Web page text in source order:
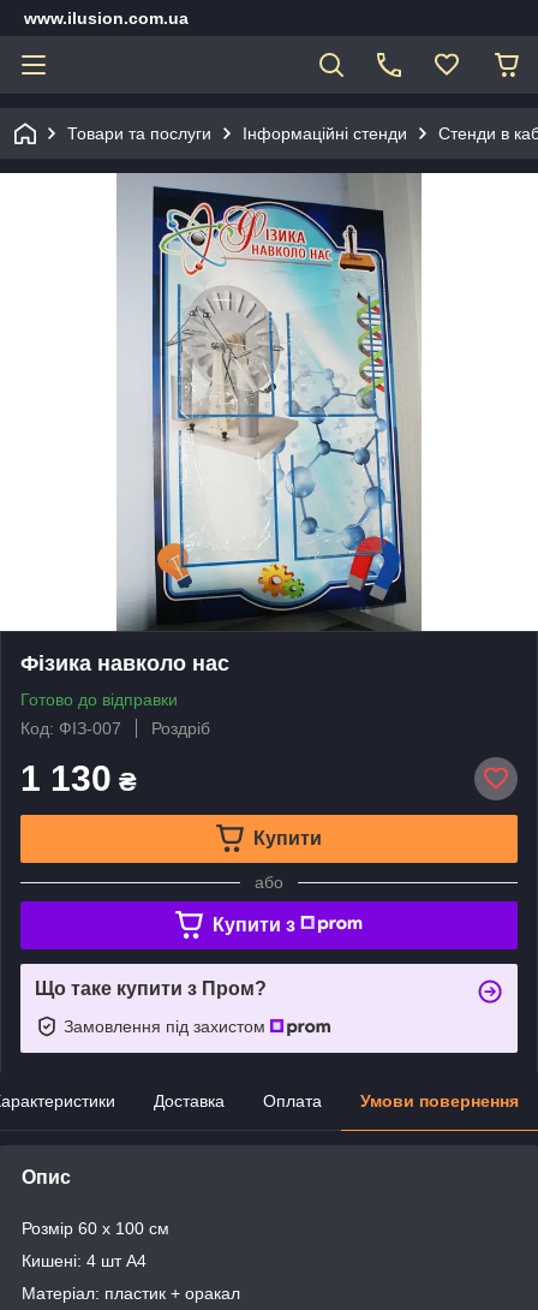
www.ilusion.com.ua
Товари та послуги Інформаційні стенди Стенди в
Фізика навколо нас
Готово до відправки
Код: ФІЗ-007
Роздріб
1 130 ₴
Купити
або
Купити з
Що таке купити з Пром?
Замовлення під захистом
Доставка Оплата Умови повернення
Опис
Розмір 60 х 100 см
Кишені: 4 шт А4
Матеріал: пластик + оракал